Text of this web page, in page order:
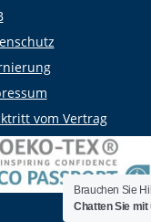
vom Vertrag
Brauchen Sie
Chatten Sie mit